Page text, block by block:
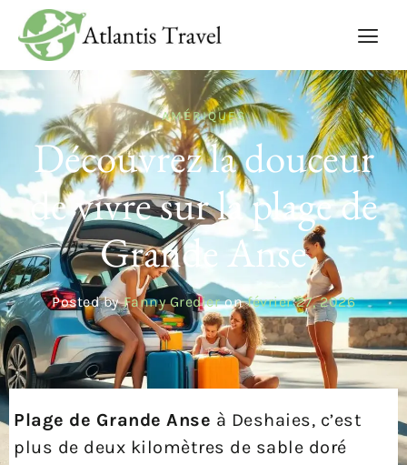
AMÉRIQUES
Découvrez la douceur
de vivre sur la plage de
Grande Anse
Posted by Fanny Gredier on février 27, 2026
Plage de Grande Anse à Deshaies, c’est
plus de deux kilomètres de sable doré